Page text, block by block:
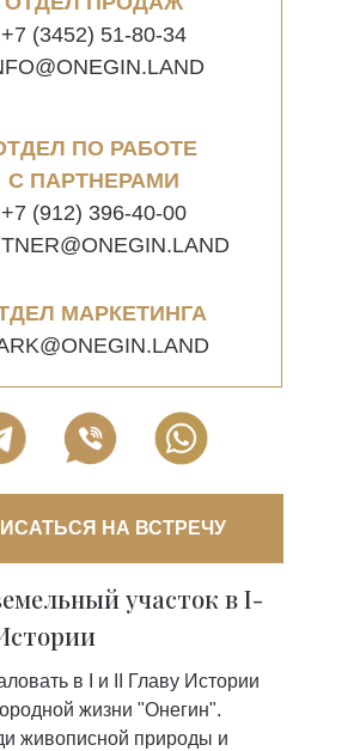
+7 (3452) 51-80-34
ПО РАБОТЕ
С ПАРТНЕРАМИ
+7 (912) 396-40-00
МАРКЕТИНГА
НА ВСТРЕЧУ
в I и II Главу Истории
жизни "Онегин".
живописной природы и
участок в I-